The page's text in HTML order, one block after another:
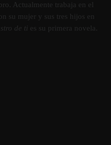
Actualmente trabaja en el
su mujer y sus tres hijos en
de ti es su primera novela.